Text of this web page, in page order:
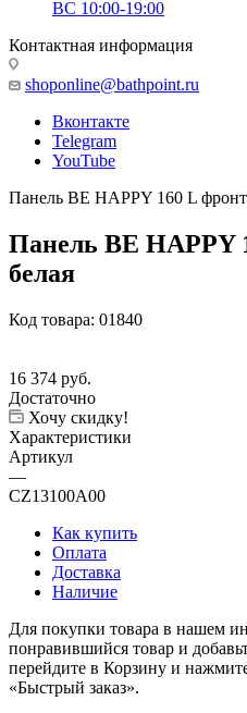
ВС 10:00-19:00
Контактная информация
shoponline@bathpoint.ru
Вконтакте
Telegram
YouTube
Панель BE HAPPY 160 L
Панель BE HAPPY
белая
Код товара: 01840
16 374 руб.
Достаточно
Хочу скидку!
Характеристики
Артикул
—
CZ13100A00
Как купить
Оплата
Доставка
Наличие
Для покупки товара в нашем
понравившийся товар и
перейдите в Корзину и
«Быстрый заказ».